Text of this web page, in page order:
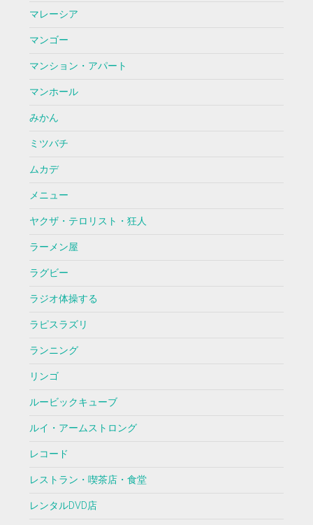
マレーシア
マンゴー
マンション・アパート
マンホール
みかん
ミツバチ
ムカデ
メニュー
ヤクザ・テロリスト・狂人
ラーメン屋
ラグビー
ラジオ体操する
ラピスラズリ
ランニング
リンゴ
ルービックキューブ
ルイ・アームストロング
レコード
レストラン・喫茶店・食堂
レンタルDVD店